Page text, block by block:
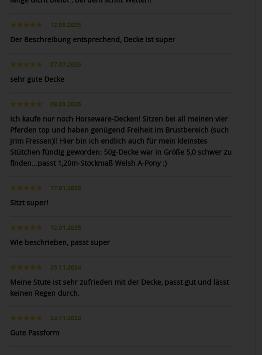
12.09.2025
Der Beschreibung entsprechend, Decke ist super
07.07.2025
sehr gute Decke
09.03.2025
Ich kaufe nur noch Horseware-Decken! Sitzen bei all meinen vier
Pferden top und haben genügend Freiheit im Brustbereich (such
jrim Fressen)!! Hier bin ich endlich auch für mein kleinstes
Stütchen fündig geworden: 50g-Decke war in Größe 5,0 schwer zu
finden...passt 1,20m-Stockmaß Welsh A-Pony :)
17.01.2025
Sitzt super!
12.01.2025
Wie beschrieben, passt super
25.11.2024
Meine Stute ist sehr zufrieden mit der Decke, passt gut und lässt
keinen Regen durch.
24.11.2024
Gute Passform